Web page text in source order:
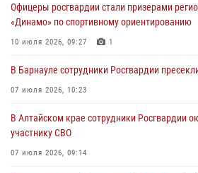
Офицеры росгвардии стали призерами
«Динамо» по спортивному ориентированию
10 июля 2026, 09:27 1
В Барнауле сотрудники Росгвардии
07 июля 2026, 10:23
В Алтайском крае сотрудники Росгвардии
участнику СВО
07 июля 2026, 09:14